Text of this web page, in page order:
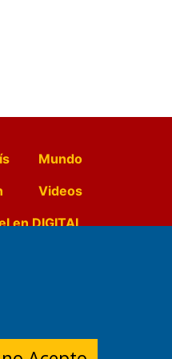
Mundo
Videos
en DIGITAL